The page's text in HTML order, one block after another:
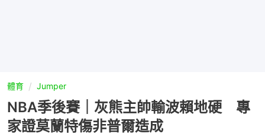
體育 Jumper
NBA季後賽｜灰熊主帥輸波賴地硬 專
家證莫蘭特傷非普爾造成